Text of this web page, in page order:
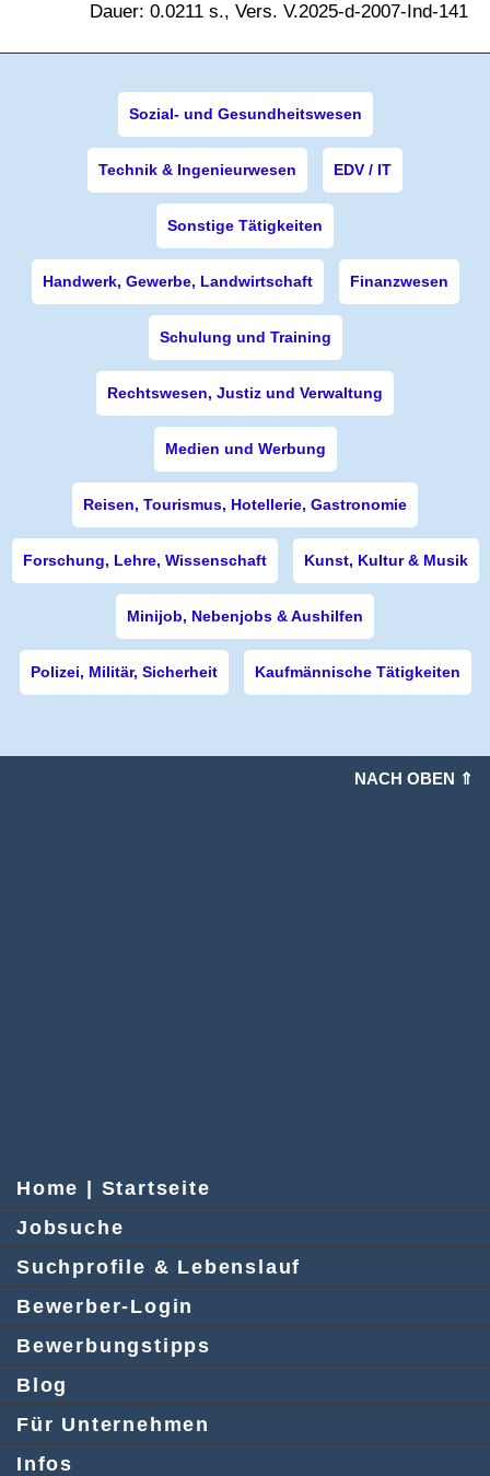
Dauer: 0.0211 s., Vers. V.2025-d-2007-Ind-141
Sozial- und Gesundheitswesen
Technik & Ingenieurwesen EDV / IT
Sonstige Tätigkeiten
Handwerk, Gewerbe, Landwirtschaft Finanzwesen
Schulung und Training
Rechtswesen, Justiz und Verwaltung
Medien und Werbung
Reisen, Tourismus, Hotellerie, Gastronomie
Forschung, Lehre, Wissenschaft Kunst, Kultur & Musik
Minijob, Nebenjobs & Aushilfen
Polizei, Militär, Sicherheit Kaufmännische Tätigkeiten
NACH OBEN ⇑
Home | Startseite
Jobsuche
Suchprofile & Lebenslauf
Bewerber-Login
Bewerbungstipps
Blog
Für Unternehmen
Infos